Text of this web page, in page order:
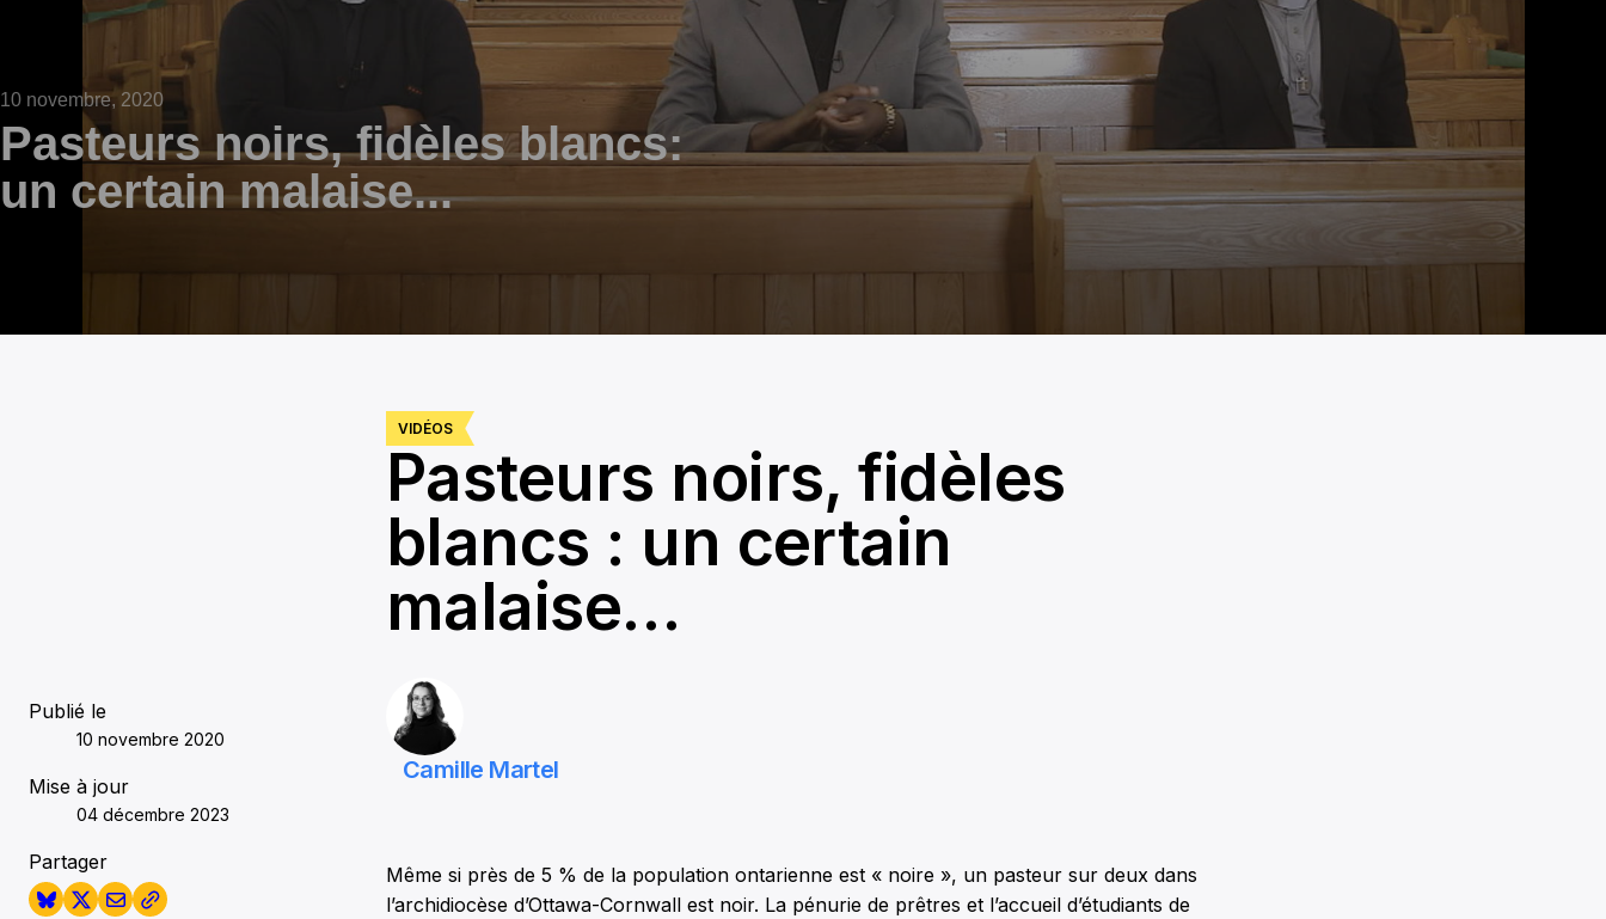
Pasteurs noirs, fidèles blancs:
un certain malaise...
10 novembre, 2020
VIDÉOS
Pasteurs noirs, fidèles
blancs : un certain
malaise…
Publié le
10 novembre 2020
Mise à jour
04 décembre 2023
Partager
Camille Martel
Même si près de 5 % de la population ontarienne est « noire », un pasteur sur deux dans
l’archidiocèse d’Ottawa-Cornwall est noir. La pénurie de prêtres et l’accueil d’étudiants de